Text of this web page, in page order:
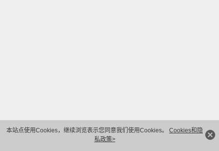
本站点使用Cookies，继续浏览表示您同意我们使用Cookies。 Cookies和隐
私政策>